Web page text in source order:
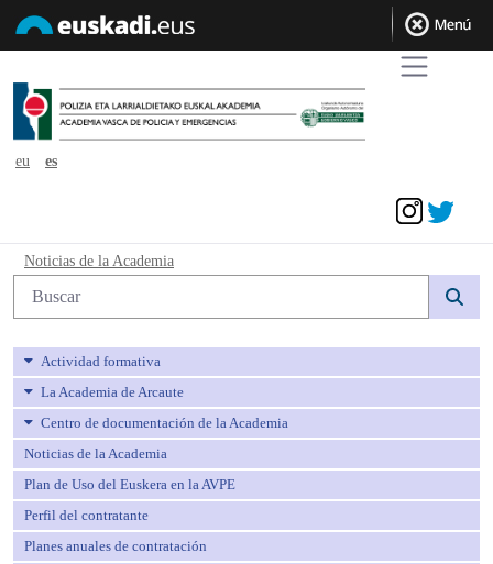
eu
es
Noticias de la Academia - avpe
Noticias de la Academia
Búsqueda web
Actividad formativa
La Academia de Arcaute
Centro de documentación de la Academia
Noticias de la Academia
Plan de Uso del Euskera en la AVPE
Perfil del contratante
Planes anuales de contratación